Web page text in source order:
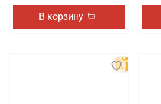
В корзину